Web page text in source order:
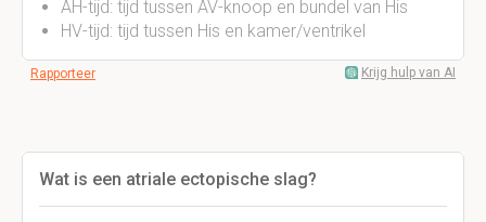
AH-tijd: tijd tussen AV-knoop en bundel van His
HV-tijd: tijd tussen His en kamer/ventrikel
Rapporteer Krijg hulp van AI
Wat is een atriale ectopische slag?